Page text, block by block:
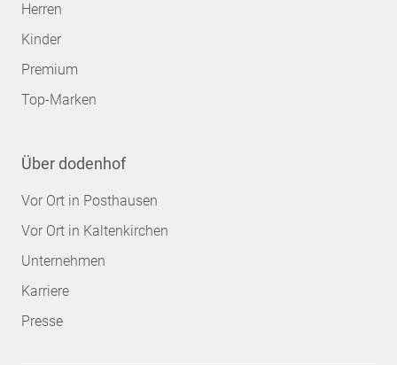
Herren
Kinder
Premium
Top-Marken
Über dodenhof
Vor Ort in Posthausen
Vor Ort in Kaltenkirchen
Unternehmen
Karriere
Presse